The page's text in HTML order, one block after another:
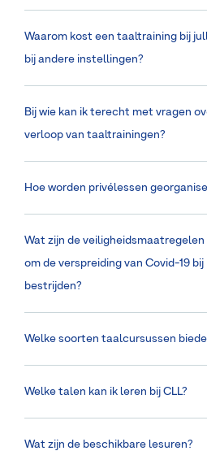
Waarom kost een taaltraining bij
bij andere instellingen?
Bij wie kan ik terecht met vragen
verloop van taaltrainingen?
Hoe worden privélessen
Wat zijn de veiligheidsmaatregelen
om de verspreiding van Covid-19
bestrijden?
Welke soorten taalcursussen
Welke talen kan ik leren bij CLL?
Wat zijn de beschikbare lesuren?